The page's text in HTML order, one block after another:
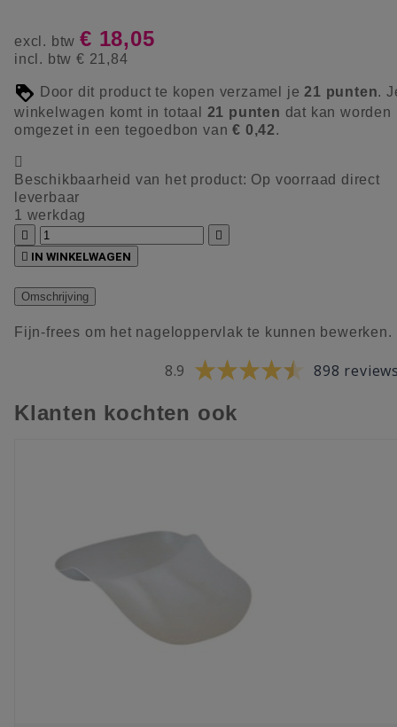
excl. btw € 18,05
incl. btw € 21,84
Door dit product te kopen verzamel je21 punten.
winkelwagen komt in totaal 21 punten dat kan worden
omgezet in een tegoedbon van€ 0,42.

Beschikbaarheid van het product: Op voorraad direct
leverbaar
1 werkdag


 IN WINKELWAGEN
Omschrijving
Fijn-frees om het nageloppervlak te kunnen bewerken.
8.9 898
Klanten kochten ook